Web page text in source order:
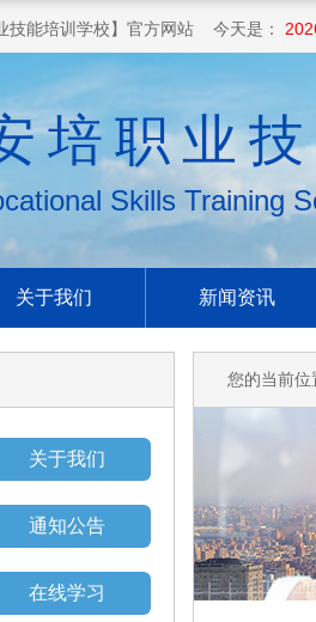
技能培训学校】官方网站 今天是：
培职业
Skills Training
关于我们 新闻资讯
关于我们
通知公告
在线学习
您的当前位